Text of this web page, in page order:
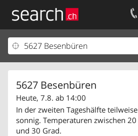
5627 Besenbüren
Heute, 7.8. ab 14:00
In der zweiten Tageshälfte teilweise
sonnig. Temperaturen zwischen 20
und 30 Grad.
Ihr Eintrag
Kundencenter Geschäftskunden